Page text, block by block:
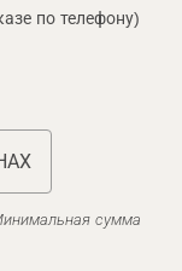
по телефону)
сумма